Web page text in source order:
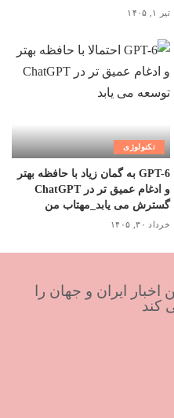
تیر ۱, ۱۴۰۵
تکنولوژی
GPT-6 به گمان زیاد با حافظه بهتر
و ادغام عمیق تر در ChatGPT
گسترش می یابد_مهتاب من
خرداد ۳۰, ۱۴۰۵
ایران و جهان را
کند